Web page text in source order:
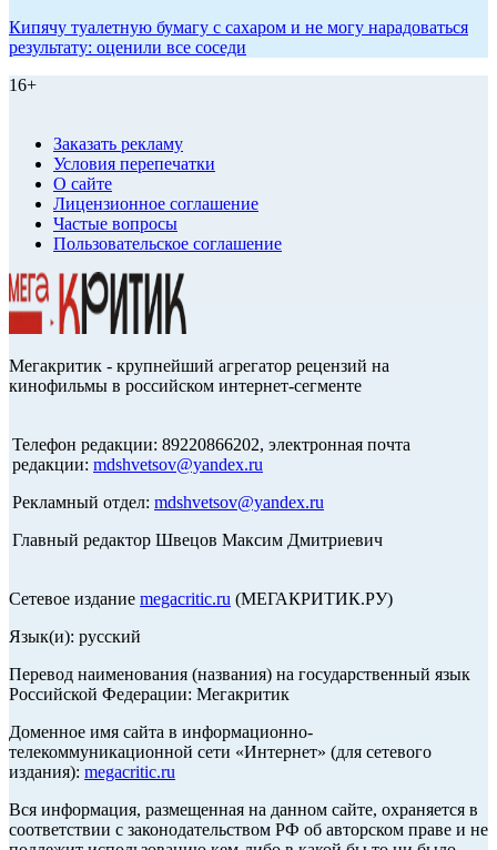
Кипячу туалетную бумагу с сахаром и не могу нарадоваться
результату: оценили все соседи
16+
Заказать рекламу
Условия перепечатки
О сайте
Лицензионное соглашение
Частые вопросы
Пользовательское соглашение
Мегакритик - крупнейший агрегатор рецензий на
кинофильмы в российском интернет-сегменте
Телефон редакции: 89220866202, электронная почта
редакции: mdshvetsov@yandex.ru
Рекламный отдел: mdshvetsov@yandex.ru
Главный редактор Швецов Максим Дмитриевич
Сетевое издание megacritic.ru (МЕГАКРИТИК.РУ)
Язык(и): русский
Перевод наименования (названия) на государственный язык
Российской Федерации: Мегакритик
Доменное имя сайта в информационно-
телекоммуникационной сети «Интернет» (для сетевого
издания): megacritic.ru
Вся информация, размещенная на данном сайте, охраняется в
соответствии с законодательством РФ об авторском праве и не